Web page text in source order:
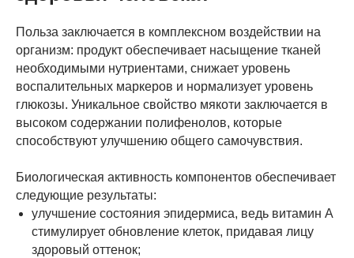
Польза заключается в комплексном воздействии на
организм: продукт обеспечивает насыщение тканей
необходимыми нутриентами, снижает уровень
воспалительных маркеров и нормализует уровень
глюкозы. Уникальное свойство мякоти заключается в
высоком содержании полифенолов, которые
способствуют улучшению общего самочувствия.
Биологическая активность компонентов обеспечивает
следующие результаты:
улучшение состояния эпидермиса, ведь витамин А
стимулирует обновление клеток, придавая лицу
здоровый оттенок;